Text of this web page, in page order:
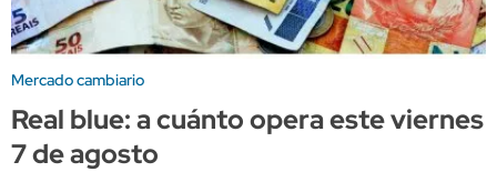
Mercado cambiario
Real blue: a cuánto opera este viernes
7 de agosto